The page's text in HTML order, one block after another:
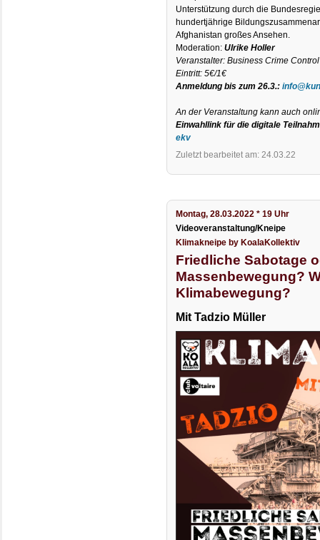
Unterstützung durch die
hundertjährige
Afghanistan großes Ansehen.
Moderation:Ulrike Holler
Veranstalter: Business Crime
Eintritt: 5€/1€
Anmeldung bis zum 26.3.:
An der Veranstaltung kann auch
Einwahllink für die digitale
ekv
Zuletzt bearbeitet am: 24.03.22
Montag, 28.03.2022 * 19 Uhr
Videoveranstaltung/Kneipe
Klimakneipe by KoalaKollektiv
Friedliche Sabotage
Massenbewegung?
Klimabewegung?
Mit Tadzio Müller